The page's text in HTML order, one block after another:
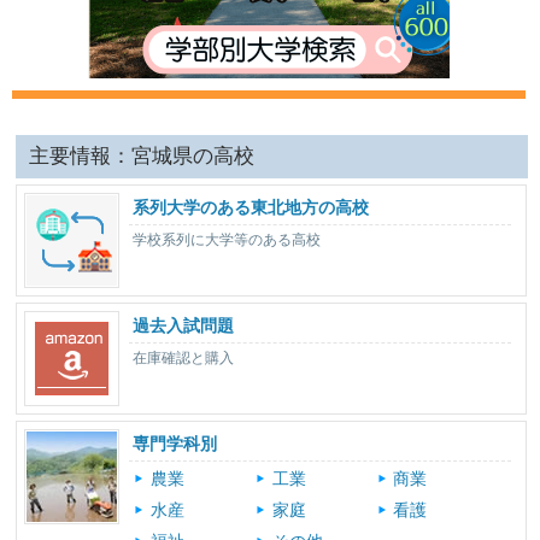
主要情報：宮城県の高校
系列大学のある東北地方の高校
学校系列に大学等のある高校
過去入試問題
在庫確認と購入
専門学科別
農業
工業
商業
水産
家庭
看護